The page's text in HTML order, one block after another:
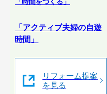
「アクティブ夫婦の自遊
時間」
リフォーム提案
を見る